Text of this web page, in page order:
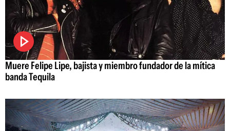
Muere Felipe Lipe, bajista y miembro fundador de la mítica
banda Tequila